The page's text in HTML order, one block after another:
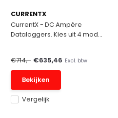
CURRENTX
CurrentX - DC Ampère
Dataloggers. Kies uit 4 mod...
Vergelijk
€714,- €635,46 Excl. btw
Bekijken